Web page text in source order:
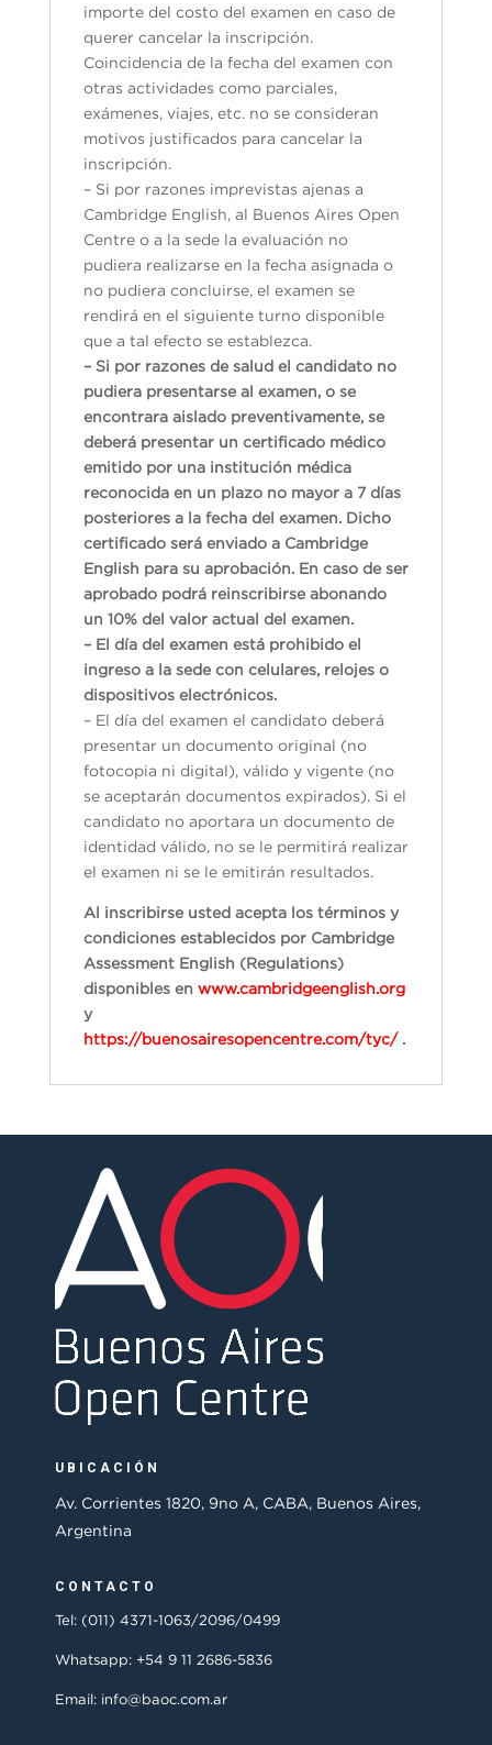
importe del costo del examen en caso de
querer cancelar la inscripción.
Coincidencia de la fecha del examen con
otras actividades como parciales,
exámenes, viajes, etc. no se consideran
motivos justificados para cancelar la
inscripción.
– Si por razones imprevistas ajenas a
Cambridge English, al Buenos Aires Open
Centre o a la sede la evaluación no
pudiera realizarse en la fecha asignada o
no pudiera concluirse, el examen se
rendirá en el siguiente turno disponible
que a tal efecto se establezca.
– Si por razones de salud el candidato no
pudiera presentarse al examen, o se
encontrara aislado preventivamente, se
deberá presentar un certificado médico
emitido por una institución médica
reconocida en un plazo no mayor a 7 días
posteriores a la fecha del examen. Dicho
certificado será enviado a Cambridge
English para su aprobación. En caso de ser
aprobado podrá reinscribirse abonando
un 10% del valor actual del examen.
– El día del examen está prohibido el
ingreso a la sede con celulares, relojes o
dispositivos electrónicos.
– El día del examen el candidato deberá
presentar un documento original (no
fotocopia ni digital), válido y vigente (no
se aceptarán documentos expirados). Si el
candidato no aportara un documento de
identidad válido, no se le permitirá realizar
el examen ni se le emitirán resultados.
Al inscribirse usted acepta los términos y
condiciones establecidos por Cambridge
Assessment English (Regulations)
disponibles en www.cambridgeenglish.org
y
https://buenosairesopencentre.com/tyc/.
UBICACIÓN
Av. Corrientes 1820, 9no A, CABA, Buenos Aires,
Argentina
CONTACTO
Tel: (011) 4371-1063/2096/0499
Whatsapp: +54 9 11 2686-5836
Email: info@baoc.com.ar